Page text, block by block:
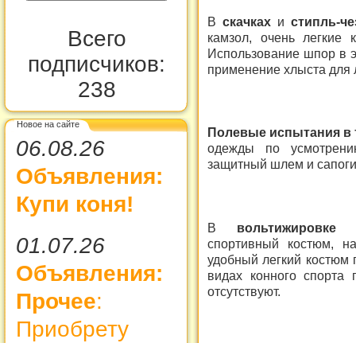
Всего
подписчиков:
238
Новое на сайте
06.08.26
Объявления:
Купи коня!
01.07.26
Объявления:
Прочее:
Приобрету
В скачкахи стипль-
камзол, очень легкие
Использование шпор в
применение хлыста для
Полевые испытания в
одежды по
защитный шлем и
В вольтижировке
спортивный костюм,
удобный легкий костюм
видах конного
отсутствуют.